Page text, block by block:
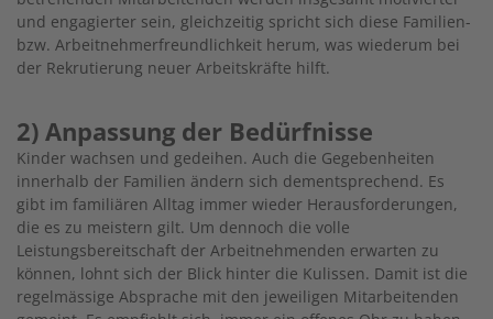
und engagierter sein, gleichzeitig spricht sich diese Familien-
bzw. Arbeitnehmerfreundlichkeit herum, was wiederum bei
der Rekrutierung neuer Arbeitskräfte hilft.
2) Anpassung der Bedürfnisse
Kinder wachsen und gedeihen. Auch die Gegebenheiten
innerhalb der Familien ändern sich dementsprechend. Es
gibt im familiären Alltag immer wieder Herausforderungen,
die es zu meistern gilt. Um dennoch die volle
Leistungsbereitschaft der Arbeitnehmenden erwarten zu
können, lohnt sich der Blick hinter die Kulissen. Damit ist die
regelmässige Absprache mit den jeweiligen Mitarbeitenden